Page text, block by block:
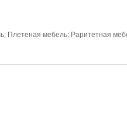
Плетеная мебель; Раритетная